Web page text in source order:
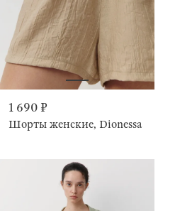
1 690 ₽
Шорты женские, Dionessa